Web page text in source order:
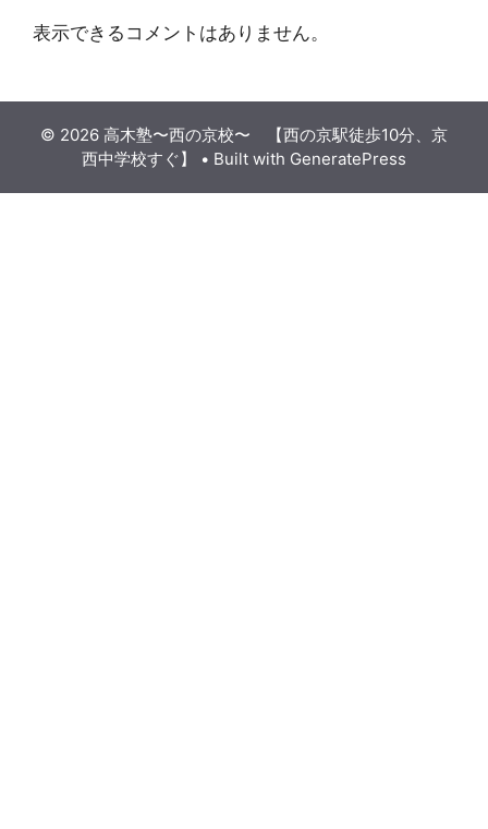
表示できるコメントはありません。
© 2026 高木塾〜西の京校〜 【西の京駅徒歩10分、京
西中学校すぐ】
• Built with GeneratePress